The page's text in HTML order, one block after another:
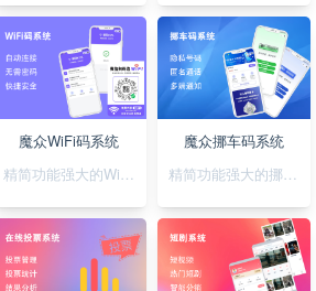
魔众WiFi码系统
精简功能强大的WiFi码小程序
魔众挪车码系统
精简功能强大的挪车码小程序